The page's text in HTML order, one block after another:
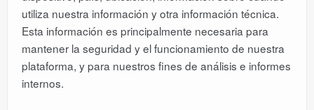
utiliza nuestra información y otra información técnica.
Esta información es principalmente necesaria para
mantener la seguridad y el funcionamiento de nuestra
plataforma, y para nuestros fines de análisis e informes
internos.